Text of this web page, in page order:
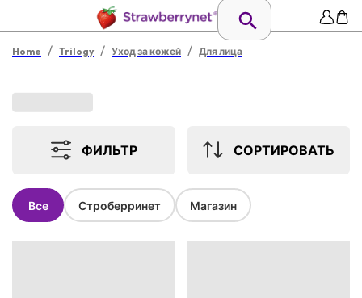
Home / Trilogy / Уход за кожей / Для лица
ФИЛЬТР СОРТИРОВАТЬ
Все Строберринет Магазин